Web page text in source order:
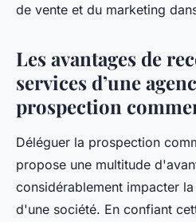
de vente et du marketing
Les avantages de
services d’une
prospection
Déléguer la prospection
propose une multitude
considérablement impacter
d'une société. En confiant